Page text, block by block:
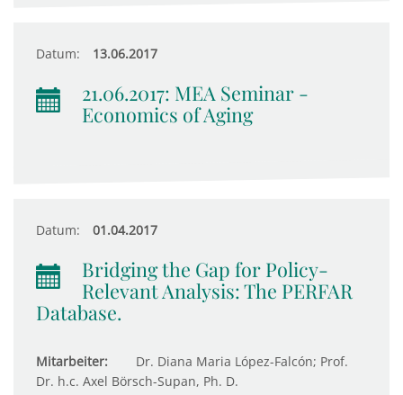
Datum: 13.06.2017
21.06.2017: MEA Seminar -
Economics of Aging
Datum: 01.04.2017
Bridging the Gap for Policy-
Relevant Analysis: The PERFAR
Database.
Mitarbeiter:
Dr. Diana Maria López-Falcón; Prof.
Dr. h.c. Axel Börsch-Supan, Ph. D.